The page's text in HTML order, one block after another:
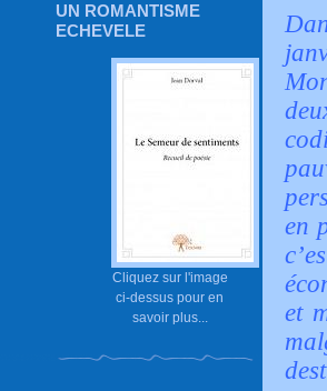
UN ROMANTISME
ECHEVELE
Cliquez sur l'image
ci-dessus pour en
savoir plus...
en
et